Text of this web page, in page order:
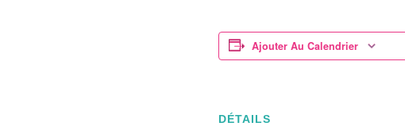
Ajouter Au Calendrier
DÉTAILS